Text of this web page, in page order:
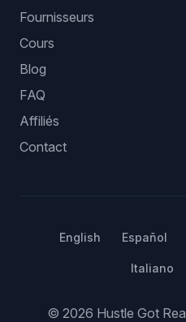
Fournisseurs
Cours
Blog
FAQ
Affiliés
Contact
English Español
Italiano
© 2026 Hustle Got